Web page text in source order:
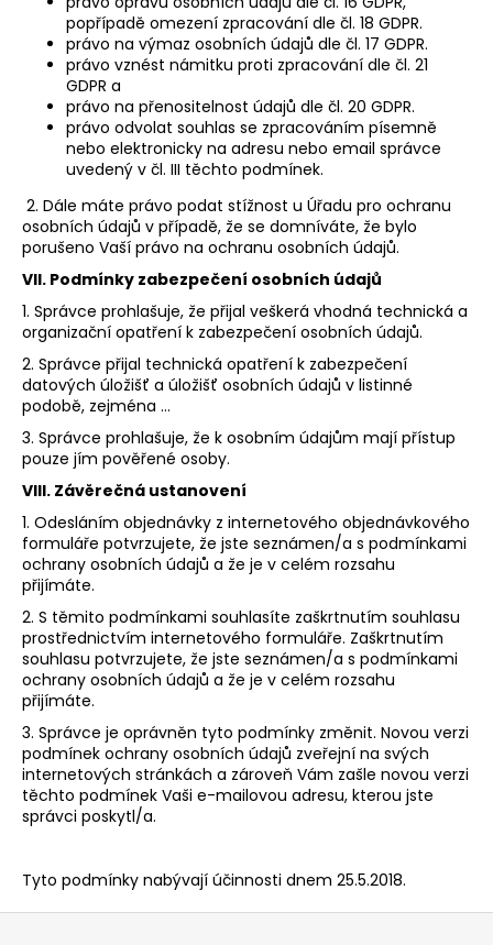
popřípadě omezení zpracování dle čl. 18 GDPR.
právo na výmaz osobních údajů dle čl. 17 GDPR.
právo vznést námitku proti zpracování dle čl. 21
GDPR a
právo na přenositelnost údajů dle čl. 20 GDPR.
právo odvolat souhlas se zpracováním písemně
nebo elektronicky na adresu nebo email správce
uvedený v čl. III těchto podmínek.
2. Dále máte právo podat stížnost u Úřadu pro ochranu
osobních údajů v případě, že se domníváte, že bylo
porušeno Vaší právo na ochranu osobních údajů.
VII. Podmínky zabezpečení osobních údajů
1. Správce prohlašuje, že přijal veškerá vhodná technická a
organizační opatření k zabezpečení osobních údajů.
2. Správce přijal technická opatření k zabezpečení
datových úložišť a úložišť osobních údajů v listinné
podobě, zejména …
3. Správce prohlašuje, že k osobním údajům mají přístup
pouze jím pověřené osoby.
VIII. Závěrečná ustanovení
1. Odesláním objednávky z internetového objednávkového
formuláře potvrzujete, že jste seznámen/a s podmínkami
ochrany osobních údajů a že je v celém rozsahu
přijímáte.
2. S těmito podmínkami souhlasíte zaškrtnutím souhlasu
prostřednictvím internetového formuláře. Zaškrtnutím
souhlasu potvrzujete, že jste seznámen/a s podmínkami
ochrany osobních údajů a že je v celém rozsahu
přijímáte.
3. Správce je oprávněn tyto podmínky změnit. Novou verzi
podmínek ochrany osobních údajů zveřejní na svých
internetových stránkách a zároveň Vám zašle novou verzi
těchto podmínek Vaši e-mailovou adresu, kterou jste
správci poskytl/a.
Tyto podmínky nabývají účinnosti dnem 25.5.2018.
Z